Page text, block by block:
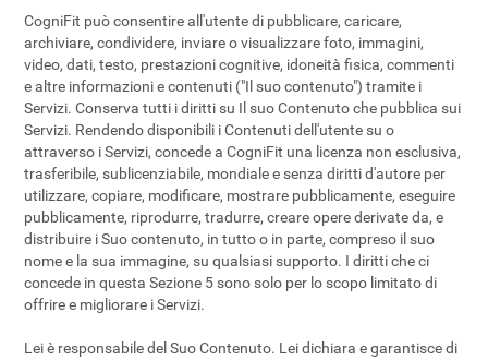
CogniFit può consentire all'utente di pubblicare, caricare,
archiviare, condividere, inviare o visualizzare foto, immagini,
video, dati, testo, prestazioni cognitive, idoneità fisica, commenti
e altre informazioni e contenuti ("Il suo contenuto") tramite i
Servizi. Conserva tutti i diritti su Il suo Contenuto che pubblica sui
Servizi. Rendendo disponibili i Contenuti dell'utente su o
attraverso i Servizi, concede a CogniFit una licenza non esclusiva,
trasferibile, sublicenziabile, mondiale e senza diritti d'autore per
utilizzare, copiare, modificare, mostrare pubblicamente, eseguire
pubblicamente, riprodurre, tradurre, creare opere derivate da, e
distribuire i Suo contenuto, in tutto o in parte, compreso il suo
nome e la sua immagine, su qualsiasi supporto. I diritti che ci
concede in questa Sezione 5 sono solo per lo scopo limitato di
offrire e migliorare i Servizi.
Lei è responsabile del Suo Contenuto. Lei dichiara e garantisce di